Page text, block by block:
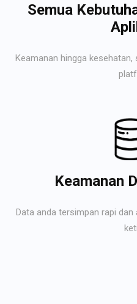
Semua
Keamanan hingga
Keamanan
Data anda tersimpan rapi